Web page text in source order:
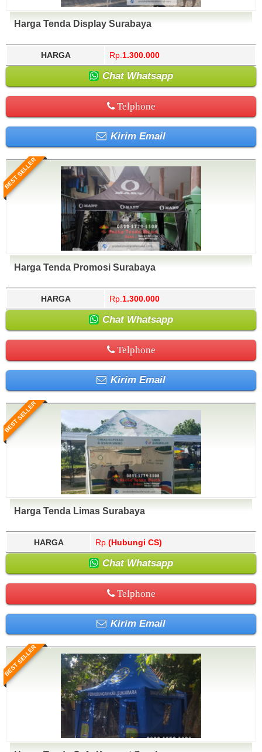
Harga Tenda Display Surabaya
HARGA Rp. 1.300.000
Chat Whatsapp
Telphone
Kirim Email
BEST SELLER
Harga Tenda Promosi Surabaya
HARGA Rp. 1.300.000
Chat Whatsapp
Telphone
Kirim Email
BEST SELLER
Harga Tenda Limas Surabaya
HARGA Rp. (Hubungi CS)
Chat Whatsapp
Telphone
Kirim Email
BEST SELLER